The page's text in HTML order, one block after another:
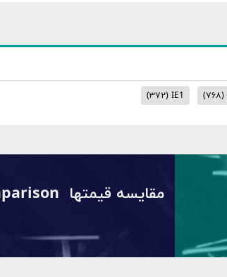
(۷۶۸) IE1 (۳۷۲)
مقایسه قیمتها Price comparison